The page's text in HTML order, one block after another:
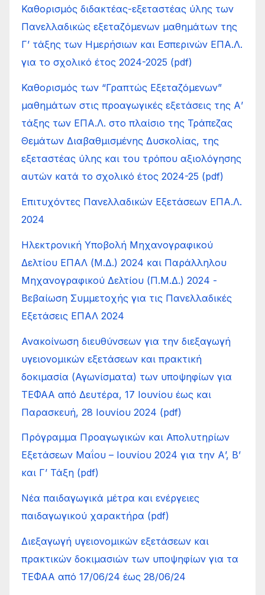
Καθορισμός διδακτέας-εξεταστέας ύλης των
Πανελλαδικώς εξεταζόμενων μαθημάτων της
Γ’ τάξης των Ημερήσιων και Εσπερινών ΕΠΑ.Λ.
για το σχολικό έτος 2024-2025 (pdf)
Καθορισμός των “Γραπτώς Εξεταζόμενων”
μαθημάτων στις προαγωγικές εξετάσεις της Α’
τάξης των ΕΠΑ.Λ. στο πλαίσιο της Τράπεζας
Θεμάτων Διαβαθμισμένης Δυσκολίας, της
εξεταστέας ύλης και του τρόπου αξιολόγησης
αυτών κατά το σχολικό έτος 2024-25 (pdf)
Επιτυχόντες Πανελλαδικών Εξετάσεων ΕΠΑ.Λ.
2024
Ηλεκτρονική Υποβολή Μηχανογραφικού
Δελτίου ΕΠΑΛ (Μ.Δ.) 2024 και Παράλληλου
Μηχανογραφικού Δελτίου (Π.Μ.Δ.) 2024 -
Βεβαίωση Συμμετοχής για τις Πανελλαδικές
Εξετάσεις ΕΠΑΛ 2024
Ανακοίνωση διευθύνσεων για την διεξαγωγή
υγειονομικών εξετάσεων και πρακτική
δοκιμασία (Αγωνίσματα) των υποψηφίων για
ΤΕΦΑΑ από Δευτέρα, 17 Ιουνίου έως και
Παρασκευή, 28 Ιουνίου 2024 (pdf)
Πρόγραμμα Προαγωγικών και Απολυτηρίων
Εξετάσεων Μαΐου – Ιουνίου 2024 για την Α’, Β’
και Γ’ Τάξη (pdf)
Νέα παιδαγωγικά μέτρα και ενέργειες
παιδαγωγικού χαρακτήρα (pdf)
Διεξαγωγή υγειονομικών εξετάσεων και
πρακτικών δοκιμασιών των υποψηφίων για τα
ΤΕΦΑΑ από 17/06/24 έως 28/06/24